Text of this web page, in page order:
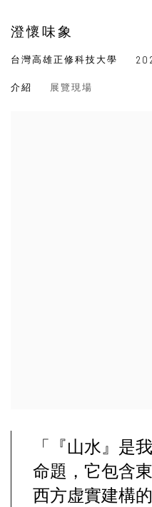
澄懷味象
台灣高雄正修科技大學
介紹 展覽現場
「『山水』是
命題，它包含
西方虚實建構